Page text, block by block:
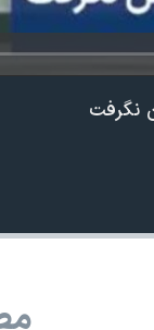
نگرفت